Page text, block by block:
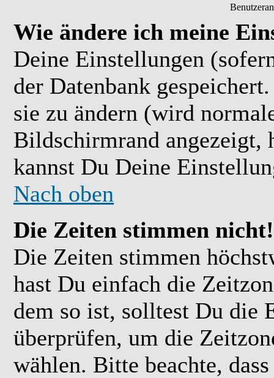
Wie ändere ich meine
Deine Einstellungen
der Datenbank
sie zu ändern (wird
Bildschirmrand angezeigt,
kannst Du Deine
Nach oben
Die Zeiten stimmen nicht!
Die Zeiten stimmen
hast Du einfach die
dem so ist, solltest Du die
überprüfen, um die
wählen. Bitte beachte,